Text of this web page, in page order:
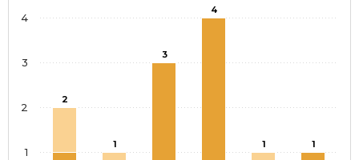
2
1
3
4
1 1
1
2
3
4